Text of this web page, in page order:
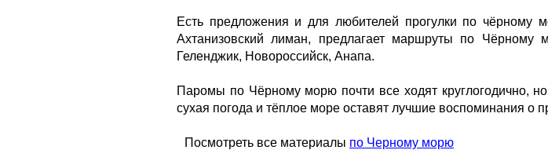
Есть предложения и для любителей прогулки по
Ахтанизовский лиман, предлагает маршруты по
Геленджик, Новороссийск, Анапа.
Паромы по Чёрному морю почти все ходят круглогодично,
сухая погода и тёплое море оставят лучшие воспоминания о
Посмотреть все материалы по Черному морю